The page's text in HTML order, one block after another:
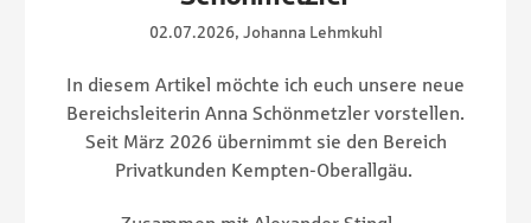
02.07.2026, Johanna Lehmkuhl
In diesem Artikel möchte ich euch unsere neue
Bereichsleiterin Anna Schönmetzler vorstellen.
Seit März 2026 übernimmt sie den Bereich
Privatkunden Kempten-Oberallgäu.